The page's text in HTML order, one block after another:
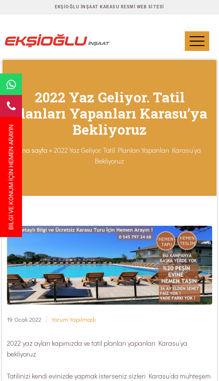
EKŞIOĞLU İNŞAAT KARASU RESMI WEB SITESI
BILGI VE KONUM IÇIN HEMEN ARAYIN
2022 Yaz Geliyor. Tatil
Planları Yapanları Karasu’ya
Bekliyoruz
Ana sayfa »2022 Yaz Geliyor. Tatil Planları Yapanları Karasu’ya
Bekliyoruz
19 Ocak 2022 Yorum Yapılmadı
2022 yaz ayları kapımızda ve tatil planları yapanları Karasu’ya
bekliyoruz.
Tatilinizi kendi evinizde yapmak isterseniz sizleri Karasu’da muhteşem